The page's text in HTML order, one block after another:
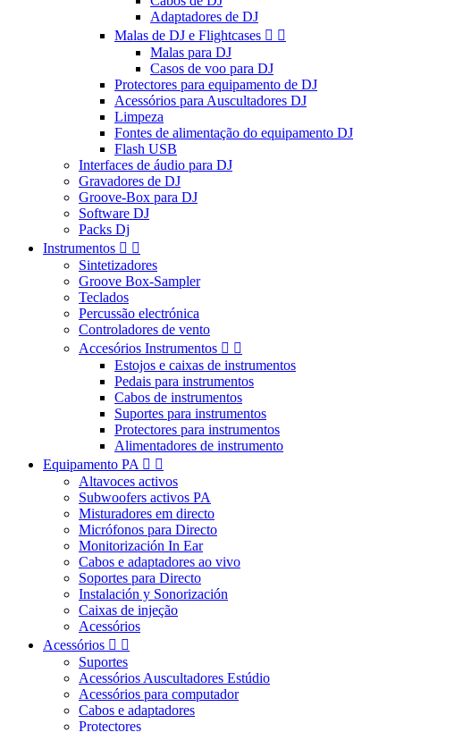
Adaptadores de DJ
Malas de DJ e Flightcases  
Malas para DJ
Casos de voo para DJ
Protectores para equipamento de DJ
Acessórios para Auscultadores DJ
Limpeza
Fontes de alimentação do equipamento DJ
Flash USB
Interfaces de áudio para DJ
Gravadores de DJ
Groove-Box para DJ
Software DJ
Packs Dj
Instrumentos  
Sintetizadores
Groove Box-Sampler
Teclados
Percussão electrónica
Controladores de vento
Accesórios Instrumentos  
Estojos e caixas de instrumentos
Pedais para instrumentos
Cabos de instrumentos
Suportes para instrumentos
Protectores para instrumentos
Alimentadores de instrumento
Equipamento PA  
Altavoces activos
Subwoofers activos PA
Misturadores em directo
Micrófonos para Directo
Monitorización In Ear
Cabos e adaptadores ao vivo
Soportes para Directo
Instalación y Sonorización
Caixas de injeção
Acessórios
Acessórios  
Suportes
Acessórios Auscultadores Estúdio
Acessórios para computador
Cabos e adaptadores
Protectores